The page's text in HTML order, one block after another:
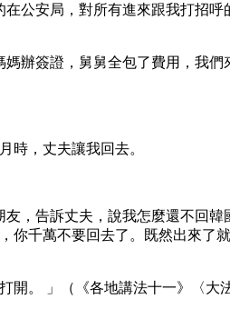
公安局，對所有進來跟我打招
辦簽證，舅舅全包了費用，我們
時，丈夫讓我回去。
，告訴丈夫，說我怎麼還不回韓
你千萬不要回去了。既然出來了
開。 」（《各地講法十一》〈大